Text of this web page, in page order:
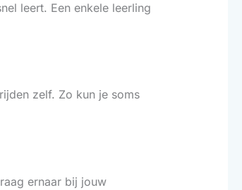
leert. Een enkele leerling
zelf. Zo kun je soms
ernaar bij jouw